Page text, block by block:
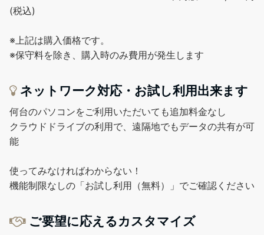
(税込)
※上記は購入価格です。
※保守料を除き、購入時のみ費用が発生します
ネットワーク対応・お試し利用出来ます
何台のパソコンをご利用いただいても追加料金なし
クラウドドライブの利用で、遠隔地でもデータの共有が可
能
使ってみなければわからない！
機能制限なしの「お試し利用（無料）」でご確認ください
ご要望に応えるカスタマイズ